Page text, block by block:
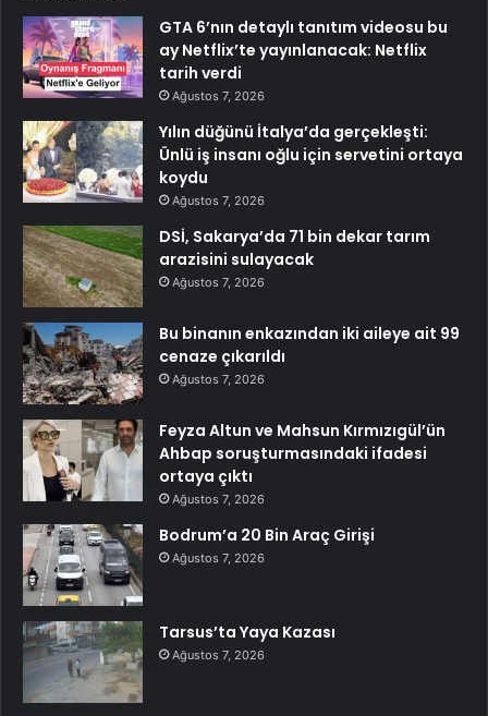
GTA 6’nın detaylı tanıtım videosu bu
ay Netflix’te yayınlanacak: Netflix
tarih verdi
Ağustos 7, 2026
Yılın düğünü İtalya’da gerçekleşti:
Ünlü iş insanı oğlu için servetini ortaya
koydu
Ağustos 7, 2026
DSİ, Sakarya’da 71 bin dekar tarım
arazisini sulayacak
Ağustos 7, 2026
Bu binanın enkazından iki aileye ait 99
cenaze çıkarıldı
Ağustos 7, 2026
Feyza Altun ve Mahsun Kırmızıgül’ün
Ahbap soruşturmasındaki ifadesi
ortaya çıktı
Ağustos 7, 2026
Bodrum’a 20 Bin Araç Girişi
Ağustos 7, 2026
Tarsus’ta Yaya Kazası
Ağustos 7, 2026